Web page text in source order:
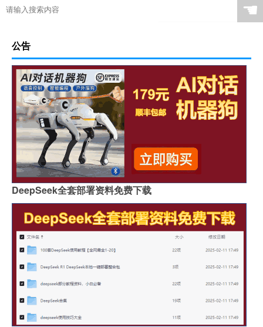
☚
公告
DeepSeek全套部署资料免费下载